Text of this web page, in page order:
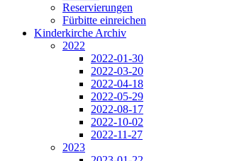
Reservierungen
Fürbitte einreichen
Kinderkirche Archiv
2022
2022-01-30
2022-03-20
2022-04-18
2022-05-29
2022-08-17
2022-10-02
2022-11-27
2023